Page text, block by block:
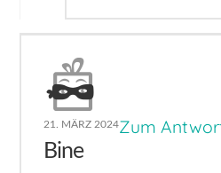
21. MÄRZ 2024Zum
Bine